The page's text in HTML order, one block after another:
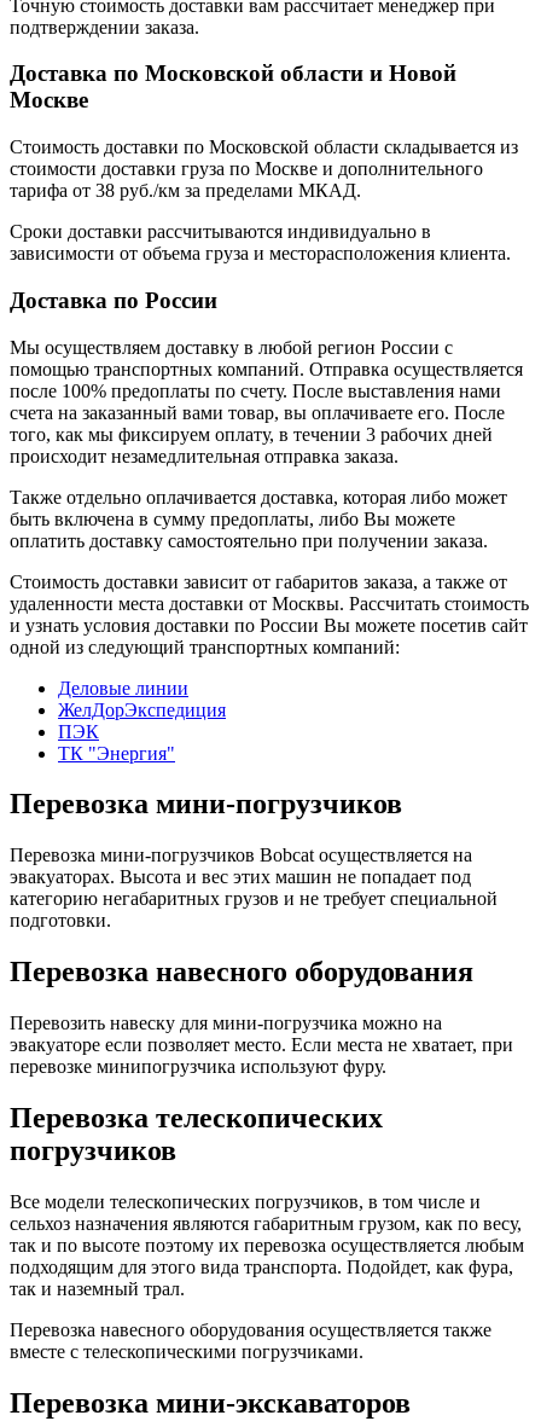
Точную стоимость доставки вам рассчитает менеджер при
подтверждении заказа.
Доставка по Московской области и Новой
Москве
Стоимость доставки по Московской области складывается из
стоимости доставки груза по Москве и дополнительного
тарифа от 38 руб./км за пределами МКАД.
Сроки доставки рассчитываются индивидуально в
зависимости от объема груза и месторасположения клиента.
Доставка по России
Мы осуществляем доставку в любой регион России с
помощью транспортных компаний. Отправка осуществляется
после 100% предоплаты по счету. После выставления нами
счета на заказанный вами товар, вы оплачиваете его. После
того, как мы фиксируем оплату, в течении 3 рабочих дней
происходит незамедлительная отправка заказа.
Также отдельно оплачивается доставка, которая либо может
быть включена в сумму предоплаты, либо Вы можете
оплатить доставку самостоятельно при получении заказа.
Стоимость доставки зависит от габаритов заказа, а также от
удаленности места доставки от Москвы. Рассчитать стоимость
и узнать условия доставки по России Вы можете посетив сайт
одной из следующий транспортных компаний:
Деловые линии
ЖелДорЭкспедиция
ПЭК
ТК "Энергия"
Перевозка мини-погрузчиков
Перевозка мини-погрузчиков Bobcat осуществляется на
эвакуаторах. Высота и вес этих машин не попадает под
категорию негабаритных грузов и не требует специальной
подготовки.
Перевозка навесного оборудования
Перевозить навеску для мини-погрузчика можно на
эвакуаторе если позволяет место. Если места не хватает, при
перевозке минипогрузчика используют фуру.
Перевозка телескопических
погрузчиков
Все модели телескопических погрузчиков, в том числе и
сельхоз назначения являются габаритным грузом, как по весу,
так и по высоте поэтому их перевозка осуществляется любым
подходящим для этого вида транспорта. Подойдет, как фура,
так и наземный трал.
Перевозка навесного оборудования осуществляется также
вместе с телескопическими погрузчиками.
Перевозка мини-экскаваторов